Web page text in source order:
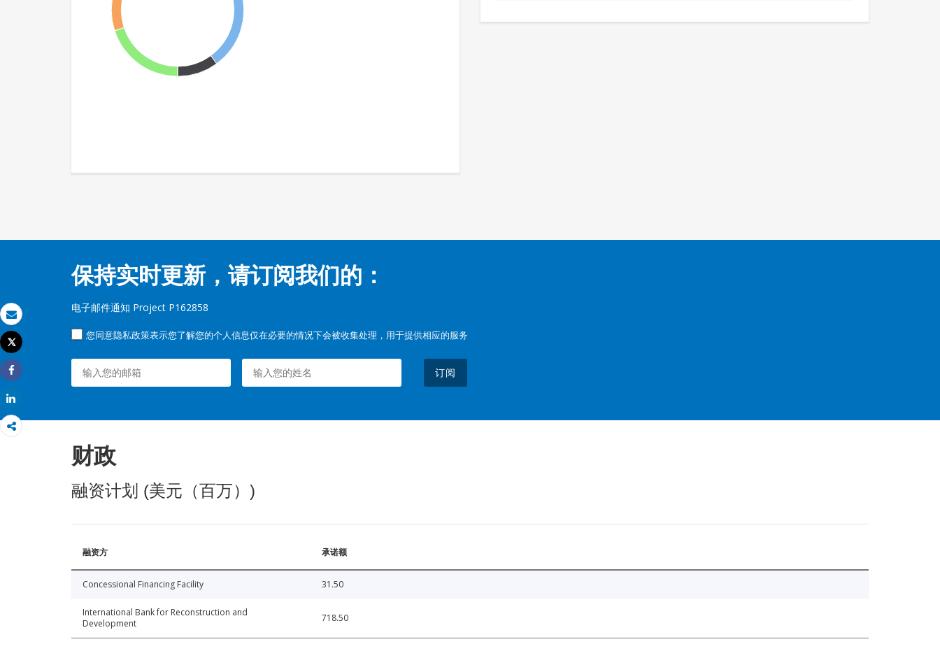
发送电子邮件
打印
Tweet
Share
保持实时更新，请订阅我们的：
电子邮件通知 Project P162858
您同意隐私政策表示您了解您的个人信息仅在必要的情况下会被收集处理，用于提供相应的服务
订阅
财政
融资计划 (美元（百万）)
融资方 承诺额
Concessional Financing Facility 31.50
International Bank for Reconstruction and
Development
718.50